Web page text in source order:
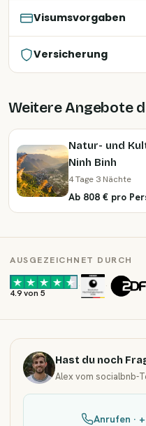
Visumsvorgaben
Versicherung
Weitere Angebote
Natur- und
Ninh Binh
4 Tage 3 Nächte
Ab 808 € pro
AUSGEZEICHNET DURCH
4.9 von 5
· ·
Hast du noch
Alex vom socialbnb-
Anrufen ·